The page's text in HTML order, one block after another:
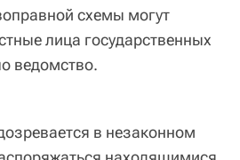
схемы могут
лица государственных
ведомство.
в незаконном